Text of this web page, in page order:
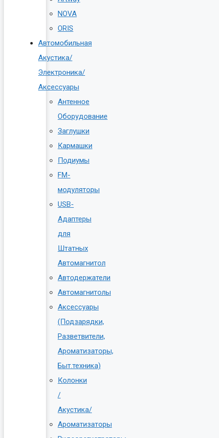
NOVA
ORIS
Автомобильная
Акустика/
Электроника/
Аксессуары
Антенное
Оборудование
Заглушки
Кармашки
Подиумы
FM-
модуляторы
USB-
Адаптеры
для
Штатных
Автомагнитол
Автодержатели
Автомагнитолы
Аксессуары
(Подзарядки,
Разветвители,
Ароматизаторы,
Быт.техника)
Колонки
/
Акустика/
Ароматизаторы